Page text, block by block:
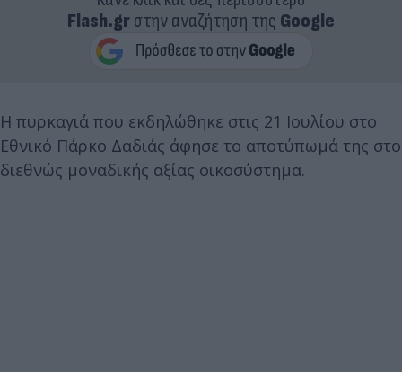
Flash.grστην αναζήτηση της Google
Η πυρκαγιά που εκδηλώθηκε στις 21 Ιουλίου στο
Εθνικό Πάρκο Δαδιάς άφησε το αποτύπωμά της στο
διεθνώς μοναδικής αξίας οικοσύστημα.